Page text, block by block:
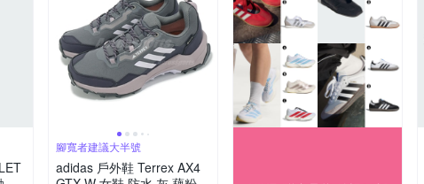
腳寬者建議大半號
adidas 戶外鞋 Terrex AX4